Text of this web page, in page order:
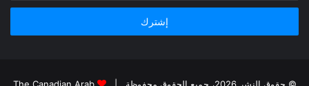
الإلكتروني